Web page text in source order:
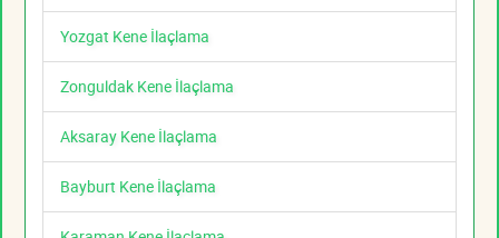
Yozgat Kene İlaçlama
Zonguldak Kene İlaçlama
Aksaray Kene İlaçlama
Bayburt Kene İlaçlama